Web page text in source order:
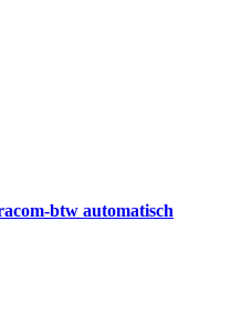
btw automatisch